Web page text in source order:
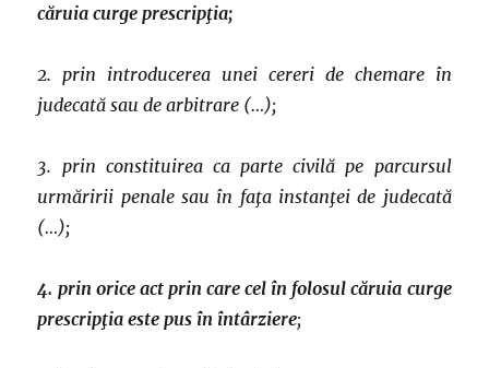
căruia curge prescripţia;
2. prin introducerea unei cereri de chemare în
judecată sau de arbitrare (…);
3. prin constituirea ca parte civilă pe parcursul
urmăririi penale sau în faţa instanţei de judecată
(…);
4. prin orice act prin care cel în folosul căruia curge
prescripţia este pus în întârziere;